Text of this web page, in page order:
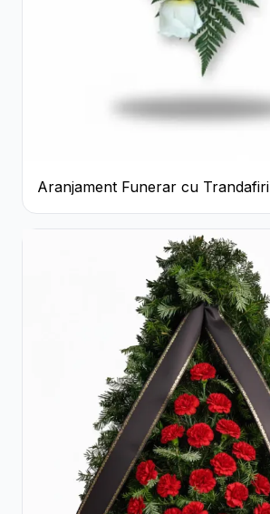
Aranjament Funerar cu Trandafiri
Albi Crizanteme Galbene și Crini